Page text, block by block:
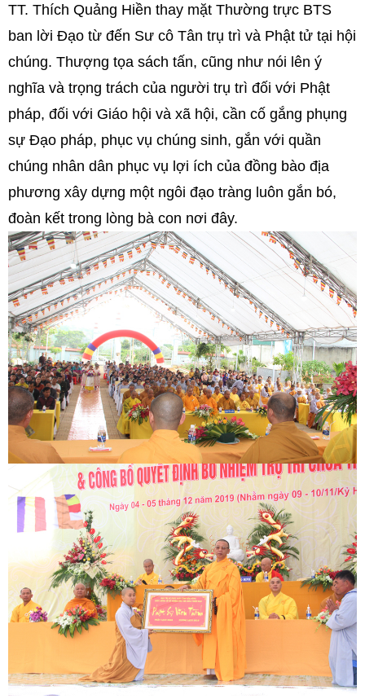
TT. Thích Quảng Hiền thay mặt Thường trực BTS
ban lời Đạo từ đến Sư cô Tân trụ trì và Phật tử tại hội
chúng. Thượng tọa sách tấn, cũng như nói lên ý
nghĩa và trọng trách của người trụ trì đối với Phật
pháp, đối với Giáo hội và xã hội, cần cố gắng phụng
sự Đạo pháp, phục vụ chúng sinh, gắn với quần
chúng nhân dân phục vụ lợi ích của đồng bào địa
phương xây dựng một ngôi đạo tràng luôn gắn bó,
đoàn kết trong lòng bà con nơi đây.